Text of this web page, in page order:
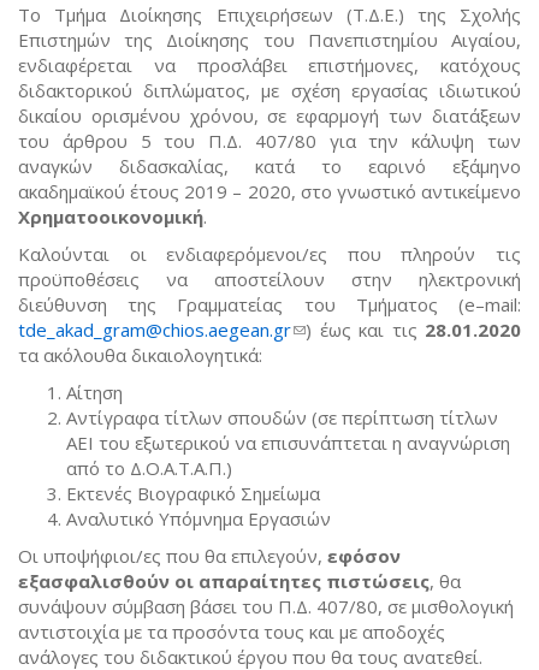
Το Τμήμα Διοίκησης Επιχειρήσεων (Τ.Δ.Ε.) της Σχολής
Επιστημών της Διοίκησης του Πανεπιστημίου Αιγαίου,
ενδιαφέρεται να προσλάβει επιστήμονες, κατόχους
διδακτορικού διπλώματος, με σχέση εργασίας ιδιωτικού
δικαίου ορισμένου χρόνου, σε εφαρμογή των διατάξεων
του άρθρου 5 του Π.Δ. 407/80 για την κάλυψη των
αναγκών διδασκαλίας, κατά το εαρινό εξάμηνο
ακαδημαϊκού έτους 2019 – 2020, στο γνωστικό αντικείμενο
Χρηματοοικονομική.
Καλούνται οι ενδιαφερόμενοι/ες που πληρούν τις
προϋποθέσεις να αποστείλουν στην ηλεκτρονική
διεύθυνση της Γραμματείας του Τμήματος (e–mail:
tde_akad_gram@chios.aegean.gr(link sends e-mail)
) έως και τις 28.01.2020
τα ακόλουθα δικαιολογητικά:
Αίτηση
Αντίγραφα τίτλων σπουδών (σε περίπτωση τίτλων
ΑΕΙ του εξωτερικού να επισυνάπτεται η αναγνώριση
από το Δ.Ο.Α.Τ.Α.Π.)
Εκτενές Βιογραφικό Σημείωμα
Αναλυτικό Υπόμνημα Εργασιών
Οι υποψήφιοι/ες που θα επιλεγούν, εφόσον
εξασφαλισθούν οι απαραίτητες πιστώσεις, θα
συνάψουν σύμβαση βάσει του Π.Δ. 407/80, σε μισθολογική
αντιστοιχία με τα προσόντα τους και με αποδοχές
ανάλογες του διδακτικού έργου που θα τους ανατεθεί.